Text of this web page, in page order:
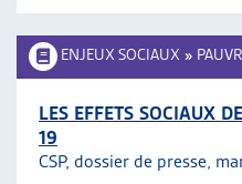
ENJEUX SOCIAUX »
LES EFFETS SOCIAUX
19
CSP, dossier de presse,